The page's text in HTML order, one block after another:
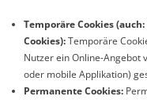
Temporäre Cookies
Cookies):Temporäre
Nutzer ein Online-Angebot
oder mobile Applikation)
Permanente Cookies: